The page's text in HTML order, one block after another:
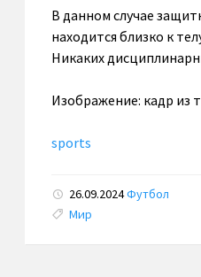
В данном случае
находится близко к
Никаких
Изображение: кадр из
sports
26.09.2024Футбол
Tags:
Мир